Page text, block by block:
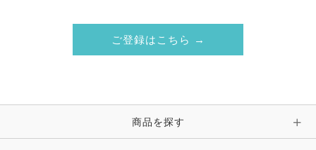
ご登録はこちら →
商品を探す